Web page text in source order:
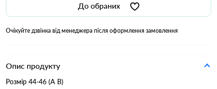
До обраних
Очікуйте дзвінка від менеджера після оформлення замовлення
Опис продукту
Розмір 44-46 (A B)